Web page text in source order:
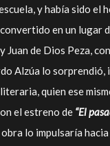
y había sido el
en un lugar
de Dios Peza,
Alzúa lo
quien ese
el estreno de “El
lo impulsaría